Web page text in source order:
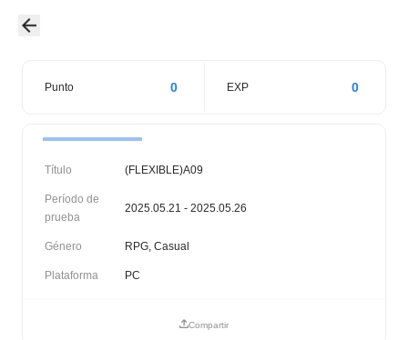
Punto 0 EXP 0
Título (FLEXIBLE)A09
Período de
prueba
2025.05.21 - 2025.05.26
Género RPG, Casual
Plataforma PC
Compartir